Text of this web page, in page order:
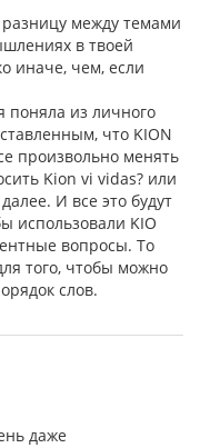
между темами
в твоей
иначе, чем, если
поняла из личного
что KION
произвольно менять
Kion vi vidas? или
И все это будут
использовали KIO
вопросы. То
того, чтобы можно
слов.
даже